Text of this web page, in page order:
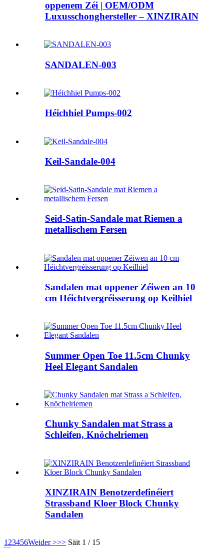
oppenem Zéi | OEM/ODM
Luxusschonghersteller – XINZIRAIN
SANDALEN-003
Héichhiel Pumps-002
Keil-Sandale-004
Seid-Satin-Sandale mat Riemen a
metallischem Fersen
Sandalen mat oppener Zéiwen an 10
cm Héichtvergréisserung op Keilhiel
Summer Open Toe 11.5cm Chunky
Heel Elegant Sandalen
Chunky Sandalen mat Strass a
Schleifen, Knöchelriemen
XINZIRAIN Benotzerdefinéiert
Strassband Kloer Block Chunky
Sandalen
1 23456Weider >>> Säit 1 / 15